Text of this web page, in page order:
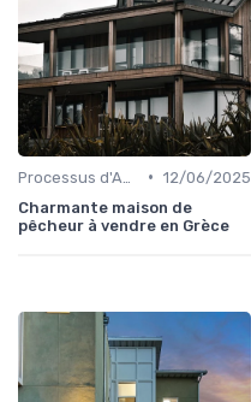
• 12/06/2025
Charmante maison de
pêcheur à vendre en Grèce